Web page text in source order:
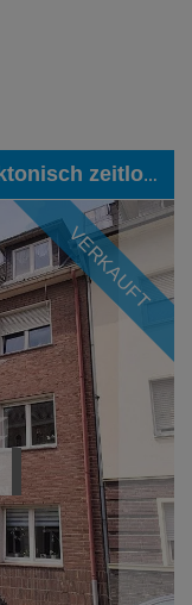
BEREITS VERKAUFT | Architektonisch zeitloses Dreifamilienhaus in zentraler Lage von Eschweiler
VERKAUFT